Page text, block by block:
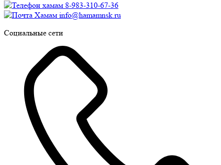
8-983-310-67-36
info@hamamnsk.ru
Социальные сети